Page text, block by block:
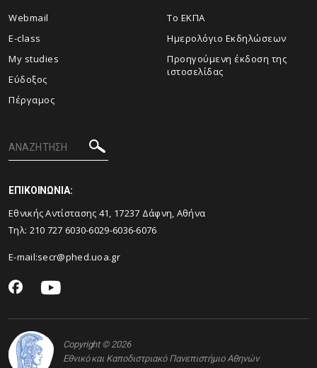
Webmail
E-class
My studies
Εύδοξος
Πέργαμος
Το ΕΚΠΑ
Ημερολόγιο Εκδηλώσεων
Προηγούμενη έκδοση της
ιστοσελίδας
ΕΠΙΚΟΙΝΩΝΙΑ:
Εθνικής Αντίστασης 41, 17237 Δάφνη, Αθήνα
Τηλ: 210 727 6030-6029-6036-6076
E-mail:secr@phed.uoa.gr
Copyright © 2026
Εθνικό και Καποδιστριακό Πανεπιστήμιο Αθηνών